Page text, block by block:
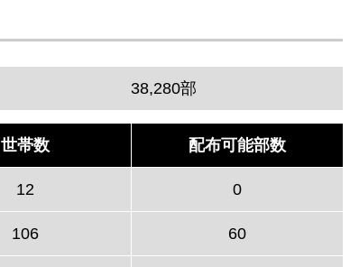
38,280部
世帯数 配布可能部数
12 0
106 60